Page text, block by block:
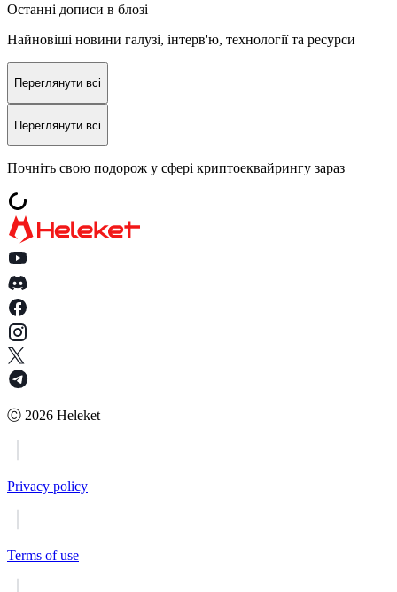
Останні дописи в блозі
Найновіші новини галузі, інтерв'ю, технології та ресурси
Переглянути всі
Переглянути всі
Почніть свою подорож у сфері криптоеквайрингу зараз
Ⓒ 2026 Heleket
Privacy policy
Terms of use